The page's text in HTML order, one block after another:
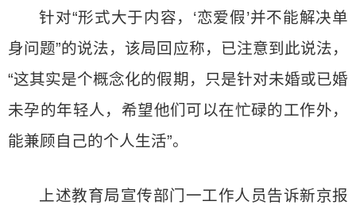
针对“形式大于内容，‘恋爱假’并不能解决单
身问题”的说法，该局回应称，已注意到此说法，
“这其实是个概念化的假期，只是针对未婚或已婚
未孕的年轻人，希望他们可以在忙碌的工作外，
能兼顾自己的个人生活”。
上述教育局宣传部门一工作人员告诉新京报